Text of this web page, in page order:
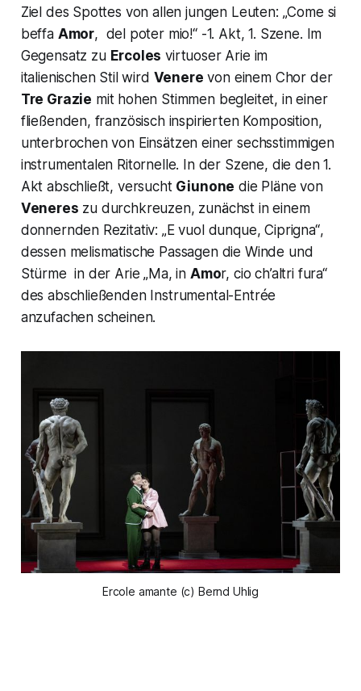
Ziel des Spottes von allen jungen Leuten: „Come si
beffa Amor, del poter mio!“-1. Akt, 1. Szene. Im
Gegensatz zu Ercoles virtuoser Arie im
italienischen Stil wird Venere von einem Chor der
Tre Grazie mit hohen Stimmen begleitet, in einer
fließenden, französisch inspirierten Komposition,
unterbrochen von Einsätzen einer sechsstimmigen
instrumentalen Ritornelle. In der Szene, die den 1.
Akt abschließt, versucht Giunone die Pläne von
Veneres zu durchkreuzen, zunächst in einem
donnernden Rezitativ: „E vuol dunque, Ciprigna“,
dessen melismatische Passagen die Winde und
Stürme in der Arie„Ma, in Amor, cio ch’altri fura“
des abschließenden Instrumental- Entrée
anzufachen scheinen.
Ercole amante (c) Bernd Uhlig